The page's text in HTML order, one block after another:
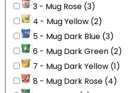
3 - Mug Rose (3)
4 - Mug Yellow (2)
5 - Mug Dark Blue (3)
6 - Mug Dark Green (2)
7 - Mug Dark Yellow (1)
8 - Mug Dark Rose (4)